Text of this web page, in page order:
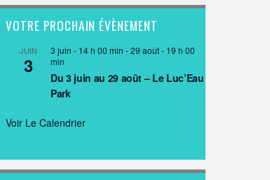
VOTRE PROCHAIN ÉVÈNEMENT
JUIN
3
3 juin - 14 h 00 min -29 août - 19 h 00
min
Du 3 juin au 29 août – Le Luc’Eau
Park
Voir Le Calendrier